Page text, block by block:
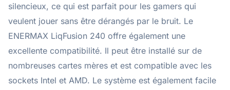
silencieux, ce qui est parfait pour les gamers qui
veulent jouer sans être dérangés par le bruit. Le
ENERMAX LiqFusion 240 offre également une
excellente compatibilité. Il peut être installé sur de
nombreuses cartes mères et est compatible avec les
sockets Intel et AMD. Le système est également facile